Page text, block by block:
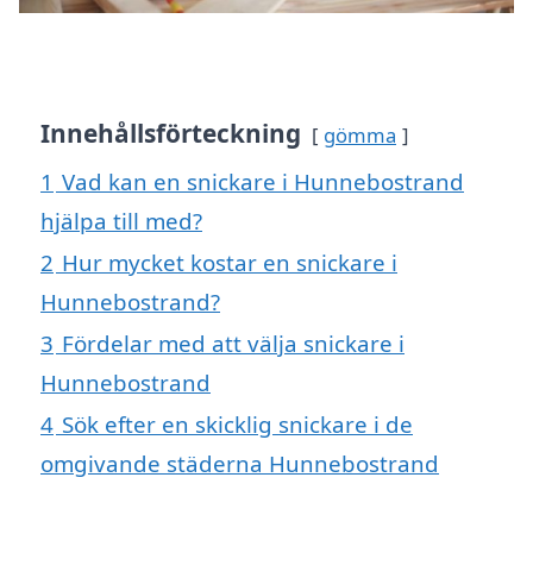
Innehållsförteckning gömma
1 Vad kan en snickare i Hunnebostrand
hjälpa till med?
2 Hur mycket kostar en snickare i
Hunnebostrand?
3 Fördelar med att välja snickare i
Hunnebostrand
4 Sök efter en skicklig snickare i de
omgivande städerna Hunnebostrand